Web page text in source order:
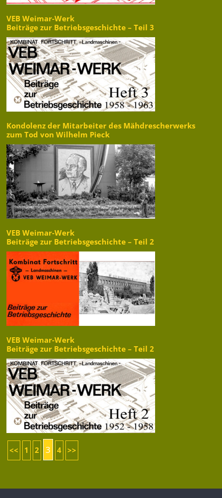
VEB Weimar-Werk
Beiträge zur Betriebsgeschichte – Teil 3
Kondolenz der Mitarbeiter des Mähdrescherwerks
zum Tod von Wilhelm Pieck
VEB Weimar-Werk
Beiträge zur Betriebsgeschichte – Teil 2
VEB Weimar-Werk
Beiträge zur Betriebsgeschichte – Teil 2
<< 1 2 3 4 >>